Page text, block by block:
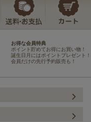
お得な会員特典
ポイント貯めてお得にお買い物！
誕生日月にはポイントプレゼント！
会員だけの先行予約販売も！